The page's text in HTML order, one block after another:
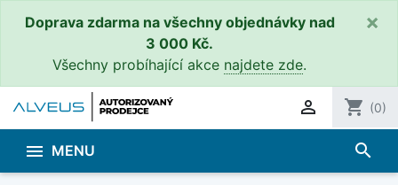
Doprava zdarma na všechny objednávky nad
3 000 Kč.
Všechny probíhající akce najdete zde.
×
 shopping_cart (0)
 MENU search